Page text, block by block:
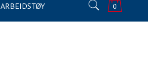
0
ARBEIDSTØY